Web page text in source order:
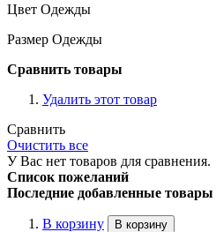
Цвет Одежды
Размер Одежды
Сравнить товары
Удалить этот товар
Сравнить
Очистить все
У Вас нет товаров для сравнения.
Список пожеланий
Последние добавленные товары
В корзину В корзину